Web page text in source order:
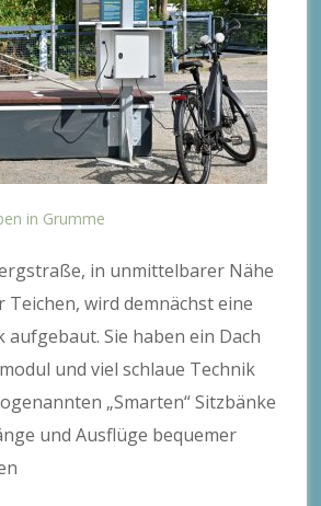
in Grumme
in unmittelbarer Nähe
Teichen, wird demnächst eine
aufgebaut. Sie haben ein Dach
und viel schlaue Technik
„Smarten“ Sitzbänke
und Ausflüge bequemer